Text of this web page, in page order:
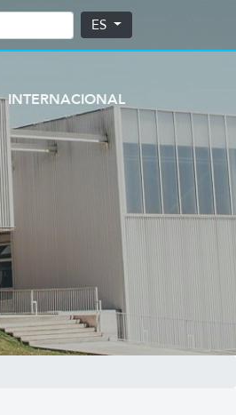
ES
INTERNACIONAL